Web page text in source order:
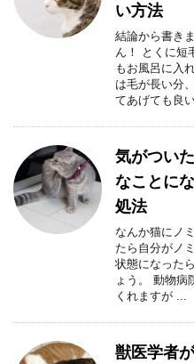
い方法
結論から書き
ん！ とくに短
もお風呂に入
は毛が長い分
てあげても良
気がつい
なことに
処法
なんか猫にノ
たら自分がノ
状態になった
ょう。 動物病
くれますが ...
獣医学者